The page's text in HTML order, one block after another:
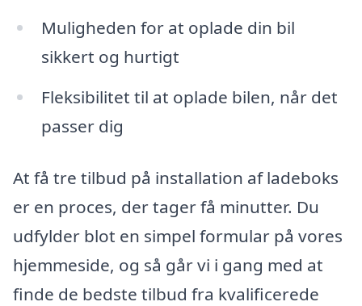
Muligheden for at oplade din bil
sikkert og hurtigt
Fleksibilitet til at oplade bilen, når det
passer dig
At få tre tilbud på installation af ladeboks
er en proces, der tager få minutter. Du
udfylder blot en simpel formular på vores
hjemmeside, og så går vi i gang med at
finde de bedste tilbud fra kvalificerede